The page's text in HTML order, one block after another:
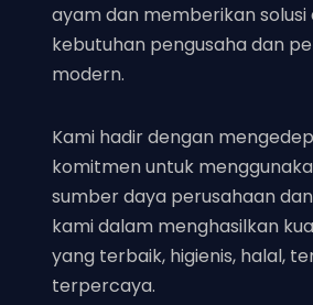
ayam dan memberikan solusi
kebutuhan pengusaha dan
modern.
Kami hadir dengan
komitmen untuk
sumber daya perusahaan
kami dalam menghasilkan
yang terbaik, higienis, halal,
terpercaya.